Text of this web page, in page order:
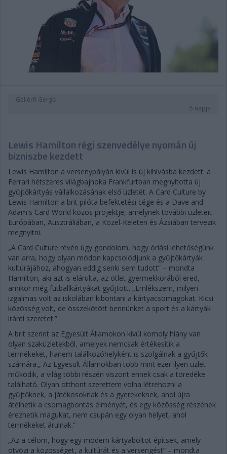
Gellérfi Gergő
5 napja
Lewis Hamilton régi szenvedélye nyomán új
bizniszbe kezdett
Lewis Hamilton a versenypályán kívül is új kihívásba kezdett: a
Ferrari hétszeres világbajnoka Frankfurtban megnyitotta új
gyűjtőkártyás vállalkozásának első üzletét. A Card Culture by
Lewis Hamilton a brit pilóta befektetési cége és a Dave and
Adam's Card World közös projektje, amelynek további üzleteit
Európában, Ausztráliában, a Közel-Keleten és Ázsiában tervezik
megnyitni.
„A Card Culture révén úgy gondolom, hogy óriási lehetőségünk
van arra, hogy olyan módon kapcsolódjunk a gyűjtőkártyák
kultúrájához, ahogyan eddig senki sem tudott” – mondta
Hamilton, aki azt is elárulta, az ötlet gyermekkorából ered,
amikor még futballkártyákat gyűjtött. „Emlékszem, milyen
izgalmas volt az iskolában kibontani a kártyacsomagokat. Kicsi
közösség volt, de összekötött bennünket a sport és a kártyák
iránti szeretet.”
A brit szerint az Egyesült Államokon kívül komoly hiány van
olyan szaküzletekből, amelyek nemcsak értékesítik a
termékeket, hanem találkozóhelyként is szolgálnak a gyűjtők
számára.„ Az Egyesült Államokban több mint ezer ilyen üzlet
működik, a világ többi részén viszont ennek csak a töredéke
található. Olyan otthont szerettem volna létrehozni a
gyűjtőknek, a játékosoknak és a gyerekeknek, ahol újra
átélhetik a csomagbontás élményét, és egy közösség részének
érezhetik magukat, nem csupán egy olyan helyet, ahol
termékeket árulnak.”
„Az a célom, hogy egy modern kártyaboltot építsek, amely
ötvözi a közösséget, a kultúrát és a versengést” – mondta